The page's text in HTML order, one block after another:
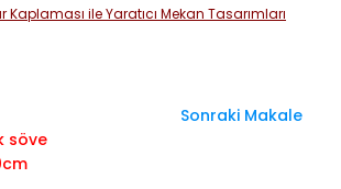
Kaplaması ile Yaratıcı Mekan Tasarımları
söve
Sonraki Makale